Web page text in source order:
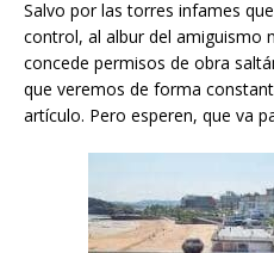
Salvo por las torres infames
control, al albur del amiguismo
concede permisos de obra
que veremos de forma
artículo. Pero esperen, que va